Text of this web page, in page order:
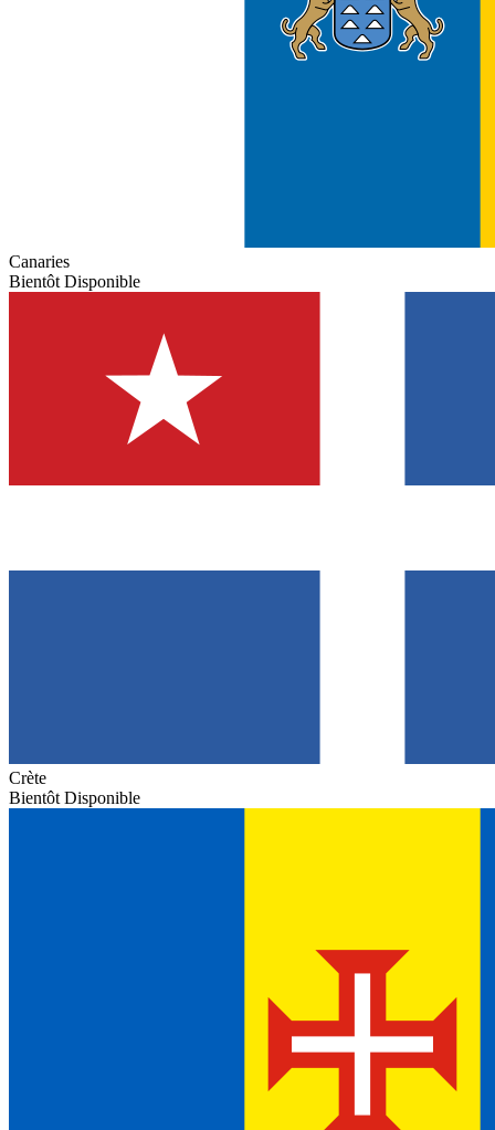
Canaries
Bientôt Disponible
Crète
Bientôt Disponible